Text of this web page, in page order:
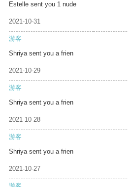
Estelle sent you 1 nude
2021-10-31
游客
Shriya sent you a frien
2021-10-29
游客
Shriya sent you a frien
2021-10-28
游客
Shriya sent you a frien
2021-10-27